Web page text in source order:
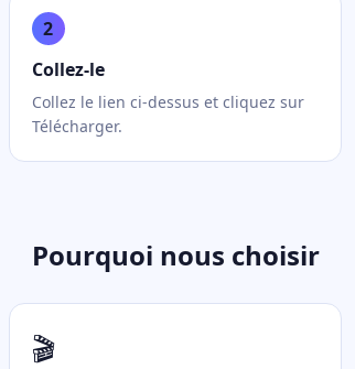
2
Collez-le
Collez le lien ci-dessus et cliquez sur
Télécharger.
Pourquoi nous choisir
🎬